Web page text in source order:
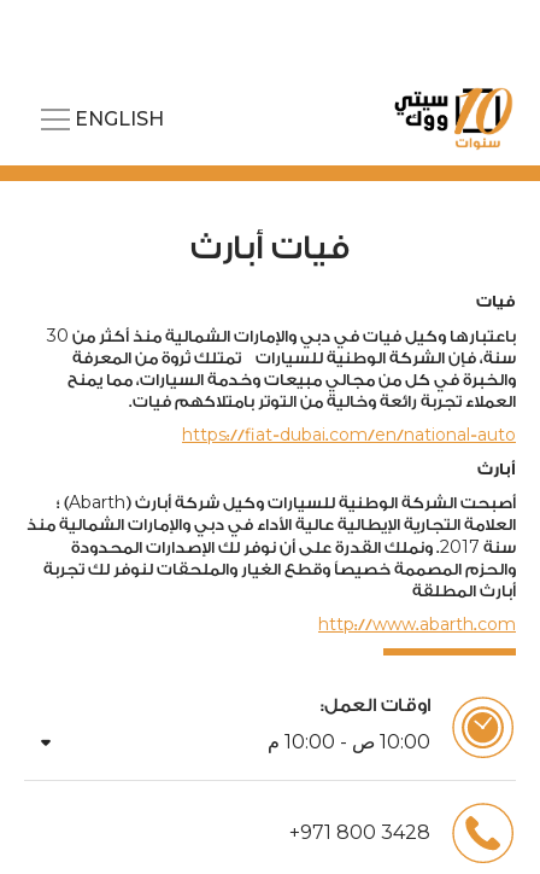
ENGLISH
اوقات العمل:
10:00 ص - 10:00 م arrow_drop_down
+971 800 3428
فيات أبارث
فيات
باعتبارها وكيل فيات في دبي والإمارات الشمالية منذ أكثر من 30
سنة، فإن الشركة الوطنية للسيارات تمتلك ثروة من المعرفة
والخبرة في كل من مجالي مبيعات وخدمة السيارات، مما يمنح
العملاء تجربة رائعة وخالية من التوتر بامتلاكهم فيات.
https://fiat-dubai.com/en/national-auto
أبارث
أصبحت الشركة الوطنية للسيارات وكيل شركة أبارث (Abarth) ؛
العلامة التجارية الإيطالية عالية الأداء في دبي والإمارات الشمالية منذ
سنة 2017. ونملك القدرة على أن نوفر لك الإصدارات المحدودة
والحزم المصممة خصيصاً وقطع الغيار والملحقات لنوفر لك تجربة
أبارث المطلقة
http://www.abarth.com